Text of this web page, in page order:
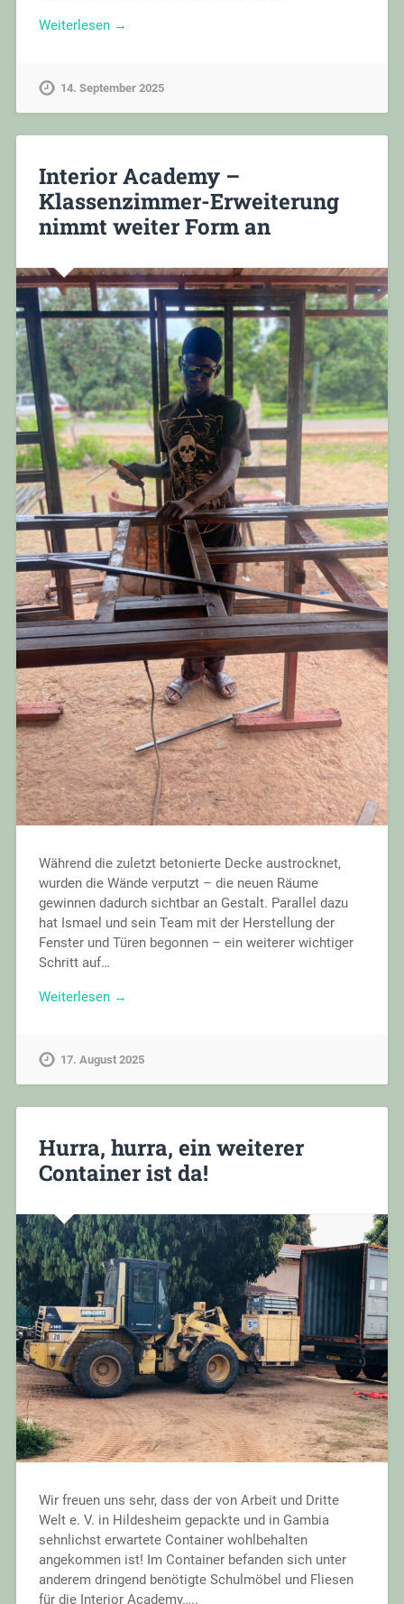
Weiterlesen →
14. September 2025
Interior Academy –
Klassenzimmer-Erweiterung
nimmt weiter Form an
Während die zuletzt betonierte Decke austrocknet,
wurden die Wände verputzt – die neuen Räume
gewinnen dadurch sichtbar an Gestalt. Parallel dazu
hat Ismael und sein Team mit der Herstellung der
Fenster und Türen begonnen – ein weiterer wichtiger
Schritt auf…
Weiterlesen →
17. August 2025
Hurra, hurra, ein weiterer
Container ist da!
Wir freuen uns sehr, dass der von Arbeit und Dritte
Welt e. V. in Hildesheim gepackte und in Gambia
sehnlichst erwartete Container wohlbehalten
angekommen ist! Im Container befanden sich unter
anderem dringend benötigte Schulmöbel und Fliesen
für die Interior Academy…..